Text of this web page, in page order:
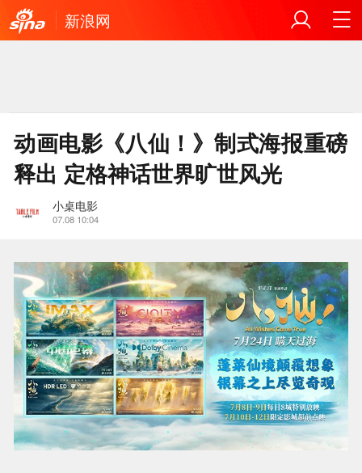
新浪网
动画电影《八仙！》制式海报重磅
释出 定格神话世界旷世风光
小桌电影
07.08 10:04